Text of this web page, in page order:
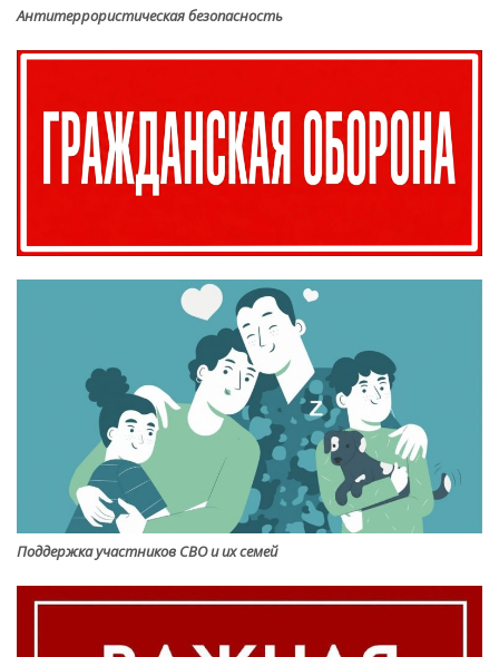
Антитеррористическая безопасность
Поддержка участников СВО и их семей